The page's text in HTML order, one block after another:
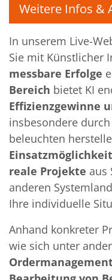
Weitere Infos &
In unserem Live-
Sie mit Künstlicher
messbare Erfolge
Bereich bietet KI
Effizienzgewinne
insbesondere
beleuchten
reale Projekte aus
anderen
Ihre individuelle
Anhand konkreter
wie sich unter